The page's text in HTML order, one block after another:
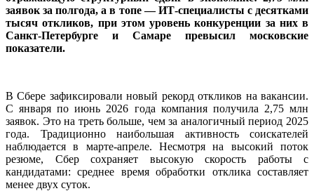
заявок за полгода, а в топе — ИТ-специалисты с десятками
тысяч откликов, при этом уровень конкуренции за них в
Санкт-Петербурге и Самаре превысил московские
показатели.
В Сбере зафиксировали новый рекорд откликов на вакансии.
С января по июнь 2026 года компания получила 2,75 млн
заявок. Это на треть больше, чем за аналогичный период 2025
года. Традиционно наибольшая активность соискателей
наблюдается в марте-апреле. Несмотря на высокий поток
резюме, Сбер сохраняет высокую скорость работы с
кандидатами: среднее время обработки отклика составляет
менее двух суток.